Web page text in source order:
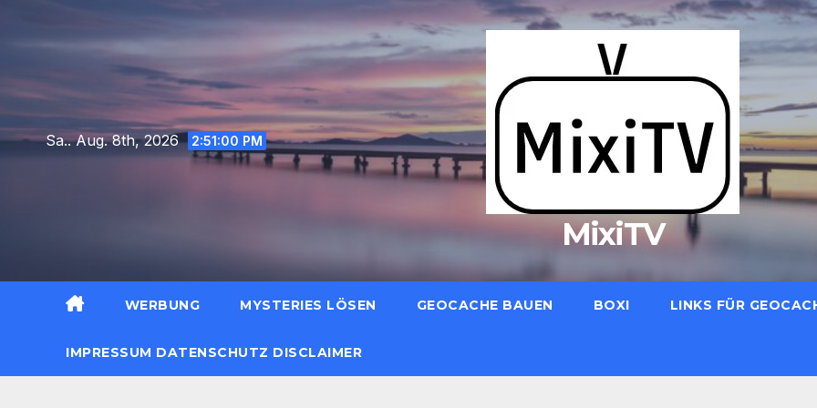
Inhalt
Sa.. Aug. 8th, 2026 2:51:01 PM
MixiTV
WERBUNG MYSTERIES LÖSEN GEOCACHE BAUEN BOXI LINKS FÜR
IMPRESSUM DATENSCHUTZ DISCLAIMER